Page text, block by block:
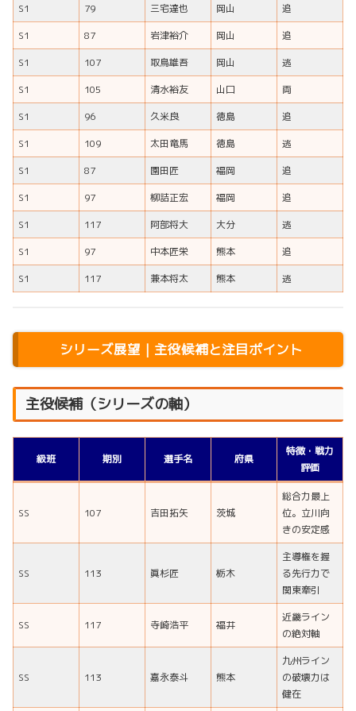
S1 79 三宅達也 岡山
追
S1
87 岩津裕介 岡山
追
S1
107 取鳥雄吾 岡山
逃
S1
105 清水裕友 山口
両
S1
96 久米良 徳島
追
S1
109 太田竜馬 徳島
逃
S1
87 園田匠 福岡
追
S1
97 柳詰正宏 福岡
追
S1
117 阿部将大 大分
逃
S1
97 中本匠栄 熊本
追
S1
117 兼本将太 熊本 逃
シリーズ展望｜主役候補と注目ポイント
主役候補（シリーズの軸）
級班 期別 選手名 府県
特徴・戦力
評価
SS 107 吉田拓矢 茨城
総合力最上
位。立川向
きの安定感
SS 113 眞杉匠 栃木
主導権を握
る先行力で
関東牽引
SS 117 寺崎浩平 福井
近畿ライン
の絶対軸
SS 113 嘉永泰斗 熊本
九州ライン
の破壊力は
健在